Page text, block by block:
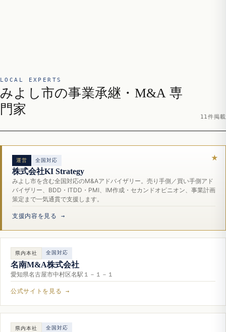
LOCAL EXPERTS
みよし市の事業承継・M&A 専
門家
11件掲載
運営 全国対応
株式会社KI Strategy
みよし市を含む全国対応のM&Aアドバイザリー。売り手側／買い手側アド
バイザリー、BDD・ITDD・PMI、IM作成・セカンドオピニオン、事業計画
策定まで一気通貫で支援します。
支援内容を見る →
県内本社 全国対応
名南M&A株式会社
愛知県名古屋市中村区名駅１－１－１
公式サイトを見る →
県内本社 全国対応